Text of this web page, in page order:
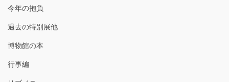
今年の抱負
過去の特別展他
博物館の本
行事編